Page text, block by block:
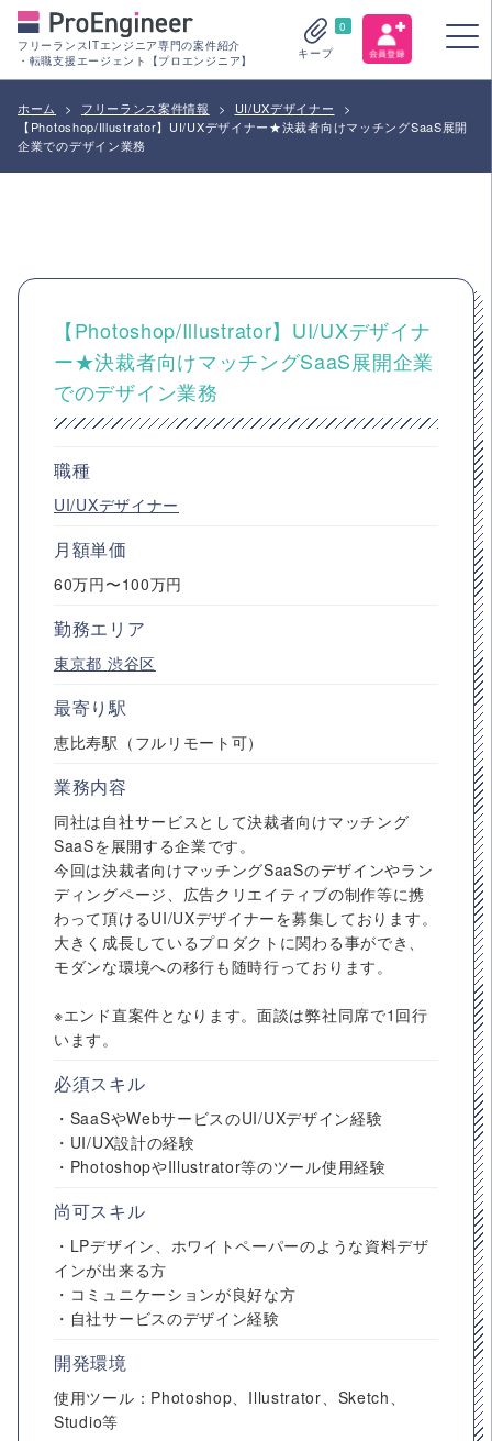
フリーランスITエンジニア専門の案件紹介
・転職支援エージェント【プロエンジニア】
0
キープ
ホーム > フリーランス案件情報 > UI/UXデザイナー
>
【Photoshop/Illustrator】UI/UXデザイナー★決裁者向けマッチングSaaS展開
企業でのデザイン業務
【Photoshop/Illustrator】UI/UXデザイナ
ー★決裁者向けマッチングSaaS展開企業
でのデザイン業務
職種
UI/UXデザイナー
月額単価
60万円〜100万円
勤務エリア
東京都 渋谷区
最寄り駅
恵比寿駅（フルリモート可）
業務内容
同社は自社サービスとして決裁者向けマッチング
SaaSを展開する企業です。
今回は決裁者向けマッチングSaaSのデザインやラン
ディングページ、広告クリエイティブの制作等に携
わって頂けるUI/UXデザイナーを募集しております。
大きく成長しているプロダクトに関わる事ができ、
モダンな環境への移行も随時行っております。
※エンド直案件となります。面談は弊社同席で1回行
います。
必須スキル
・SaaSやWebサービスのUI/UXデザイン経験
・UI/UX設計の経験
・PhotoshopやIllustrator等のツール使用経験
尚可スキル
・LPデザイン、ホワイトペーパーのような資料デザ
インが出来る方
・コミュニケーションが良好な方
・自社サービスのデザイン経験
開発環境
使用ツール：Photoshop、Illustrator、Sketch、
Studio等